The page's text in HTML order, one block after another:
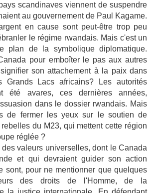
scandinaves viennent de suspendre
au gouvernement de Paul Kagame.
en cause sont peut-être trop peu
le régime rwandais. Mais c'est un
plan de la symbolique diplomatique.
pour emboîter le pas aux autres
son attachement à la paix dans
Grands Lacs africains? Les autorités
été avares, ces dernières années,
dans le dossier rwandais. Mais
de fermer les yeux sur le soutien de
du M23, qui mettent cette région
réglée ?
valeurs universelles, dont le Canada
et qui devraient guider son action
sont, pour ne mentionner que quelques
des droits de l'Homme, de la